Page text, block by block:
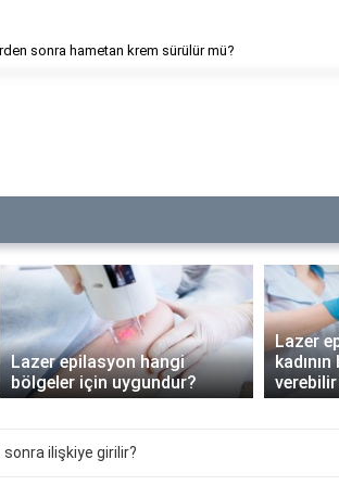
sonra hametan krem sürülür mü?
Lazer epilasyon hangi
bölgeler için uygundur?
Lazer
ilişkiye girilir?